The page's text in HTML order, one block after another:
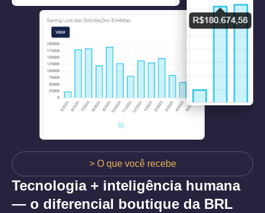
> O que você recebe
Tecnologia + inteligência humana
— o diferencial boutique da BRL